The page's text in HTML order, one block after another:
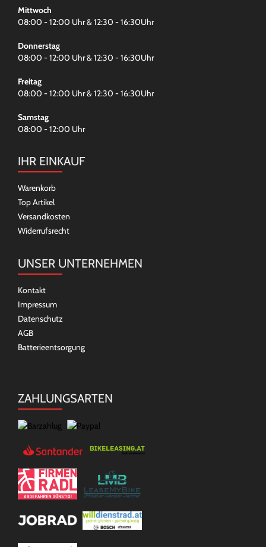
Mittwoch
08:00 - 12:00 Uhr & 12:30 - 16:30Uhr
Donnerstag
08:00 - 12:00 Uhr & 12:30 - 16:30Uhr
Freitag
08:00 - 12:00 Uhr & 12:30 - 16:30Uhr
Samstag
08:00 - 12:00 Uhr
IHR EINKAUF
Warenkorb
Top Artikel
Versandkosten
Widerrufsrecht
UNSER UNTERNEHMEN
Kontakt
Impressum
Datenschutz
AGB
Batterieentsorgung
ZAHLUNGSARTEN